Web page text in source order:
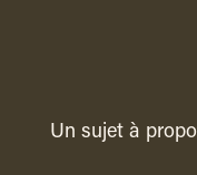
Un sujet à